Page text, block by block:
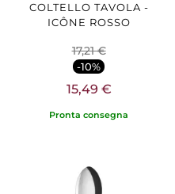
COLTELLO TAVOLA -
ICÔNE ROSSO
17,21 €
-10%
15,49 €
Pronta consegna